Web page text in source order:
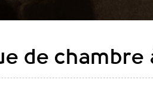
de chambre